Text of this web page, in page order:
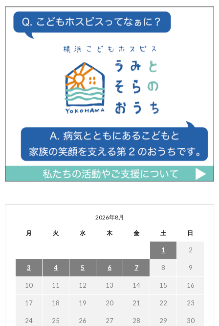
2026年8月
月 火 水 木 金 土 日
1 2
3 4 5 6 7 8 9
10 11 12 13 14 15 16
17 18 19 20 21 22 23
24 25 26 27 28 29 30